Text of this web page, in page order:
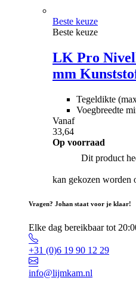
Beste keuze
Beste keuze
LK Pro
mm
Tegeldikte
Voegbreedte
Vanaf
33,64
Op voorraad
Dit product
kan gekozen worden
Vragen? Johan staat voor je klaar!
Elke dag bereikbaar tot
+31 (0)6 19 90 12 29
info@lijmkam.nl